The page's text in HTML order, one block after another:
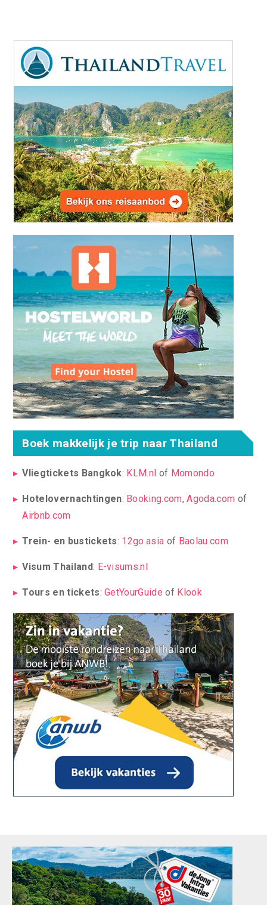
Boek makkelijk je trip naar Thailand
Vliegtickets Bangkok: KLM.nl of Momondo
Hotelovernachtingen: Booking.com,Agoda.com of
Airbnb.com
Trein- en bustickets: 12go.asia of Baolau.com
Visum Thailand: E-visums.nl
Tours en tickets:GetYourGuide of Klook